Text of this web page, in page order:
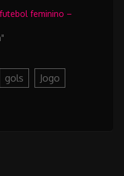
feminino –
gols
Jogo